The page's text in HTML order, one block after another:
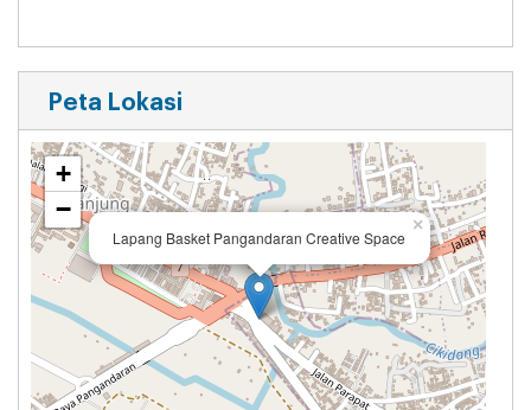
Peta Lokasi
Lapang Basket Pangandaran Creative Space
×
+
−